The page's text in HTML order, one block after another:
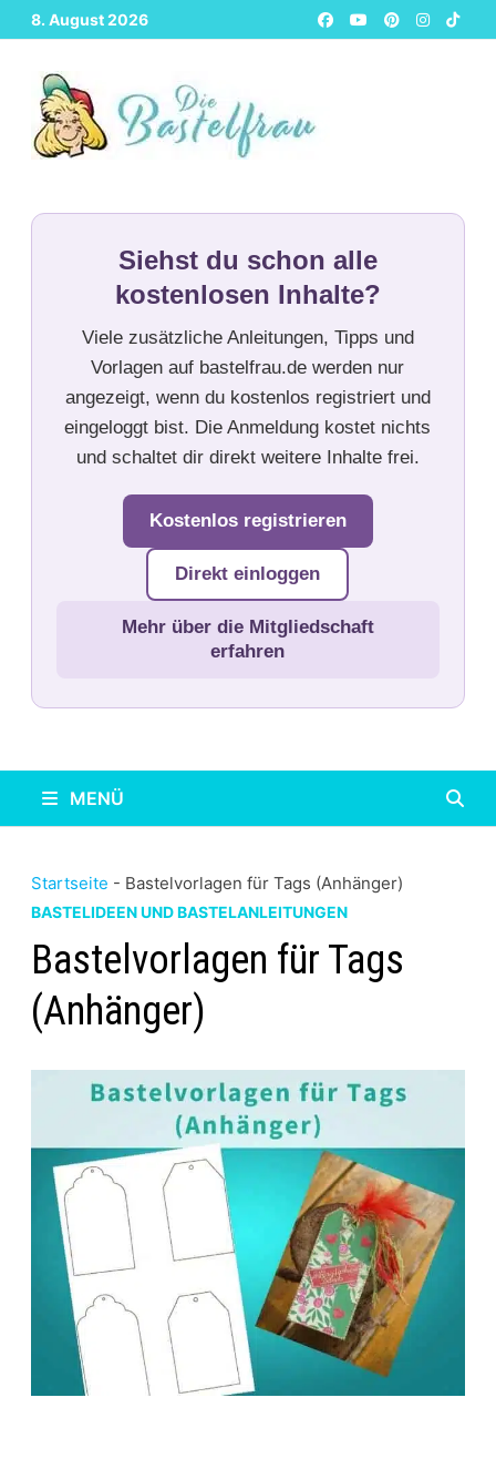
Zurück
zum
Inhalt
8. August 2026
Siehst du schon alle
kostenlosen Inhalte?
Viele zusätzliche Anleitungen, Tipps und
Vorlagen auf bastelfrau.de werden nur
angezeigt, wenn du kostenlos registriert und
eingeloggt bist. Die Anmeldung kostet nichts
und schaltet dir direkt weitere Inhalte frei.
Kostenlos registrieren
Direkt einloggen
Mehr über die Mitgliedschaft
erfahren
MENÜ
Startseite - Bastelvorlagen für Tags (Anhänger)
BASTELIDEEN UND BASTELANLEITUNGEN
Bastelvorlagen für Tags
(Anhänger)